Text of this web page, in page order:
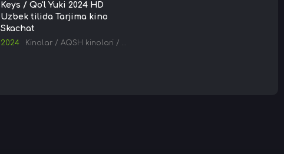
Keys / Qo'l Yuki 2024 HD
Uzbek tilida Tarjima kino
Skachat
2024 Kinolar/ AQSH kinolari / Tarjima kinolar